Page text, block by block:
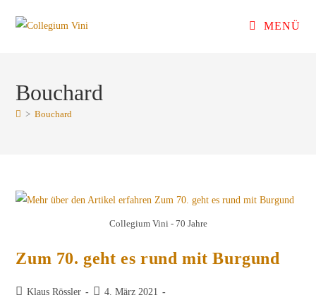
Inhalt
MENÜ
Bouchard
> Bouchard
Collegium Vini - 70 Jahre
Zum 70. geht es rund mit Burgund
Beitrags-
Klaus Rössler
Beitrag
4. März 2021